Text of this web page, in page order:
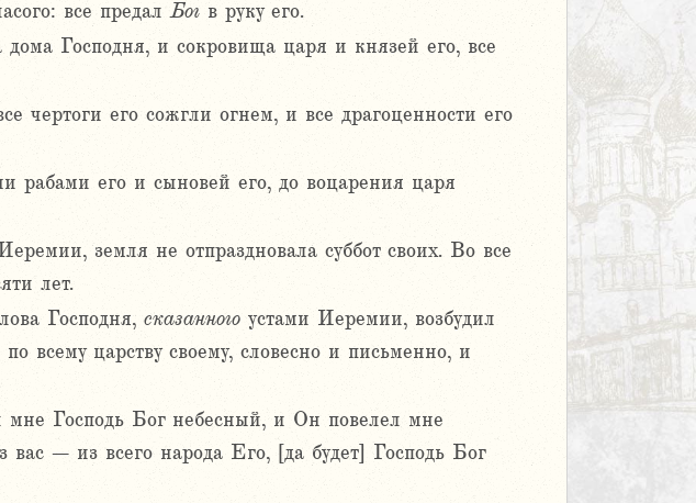
все предалБог в руку его.
Господня, и сокровища царя и князей его, все
его сожгли огнем, и все драгоценности его
рабами его и сыновей его, до воцарения царя
земля не отпраздновала суббот своих. Во все
лет.
Господня, сказанного устами Иеремии, возбудил
всему царству своему, словесно и письменно, и
мне Господь Бог небесный, и Он повелел мне
– из всего народа Его, [да будет] Господь Бог